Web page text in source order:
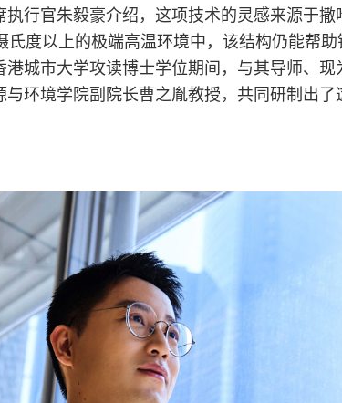
行官朱毅豪介绍，这项技术的灵感来源于撒
氏度以上的极端高温环境中，该结构仍能帮助
城市大学攻读博士学位期间，与其导师、现
环境学院副院长曹之胤教授，共同研制出了